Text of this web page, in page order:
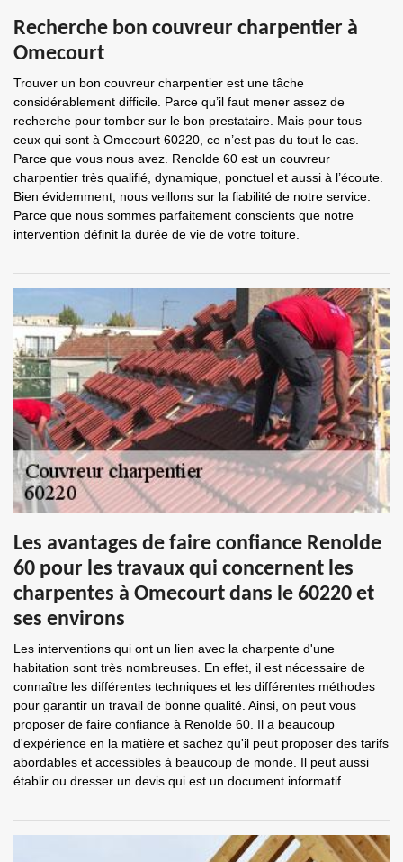
Recherche bon couvreur charpentier à
Omecourt
Trouver un bon couvreur charpentier est une tâche
considérablement difficile. Parce qu’il faut mener assez de
recherche pour tomber sur le bon prestataire. Mais pour tous
ceux qui sont à Omecourt 60220, ce n’est pas du tout le cas.
Parce que vous nous avez. Renolde 60 est un couvreur
charpentier très qualifié, dynamique, ponctuel et aussi à l’écoute.
Bien évidemment, nous veillons sur la fiabilité de notre service.
Parce que nous sommes parfaitement conscients que notre
intervention définit la durée de vie de votre toiture.
Les avantages de faire confiance Renolde
60 pour les travaux qui concernent les
charpentes à Omecourt dans le 60220 et
ses environs
Les interventions qui ont un lien avec la charpente d'une
habitation sont très nombreuses. En effet, il est nécessaire de
connaître les différentes techniques et les différentes méthodes
pour garantir un travail de bonne qualité. Ainsi, on peut vous
proposer de faire confiance à Renolde 60. Il a beaucoup
d'expérience en la matière et sachez qu'il peut proposer des tarifs
abordables et accessibles à beaucoup de monde. Il peut aussi
établir ou dresser un devis qui est un document informatif.